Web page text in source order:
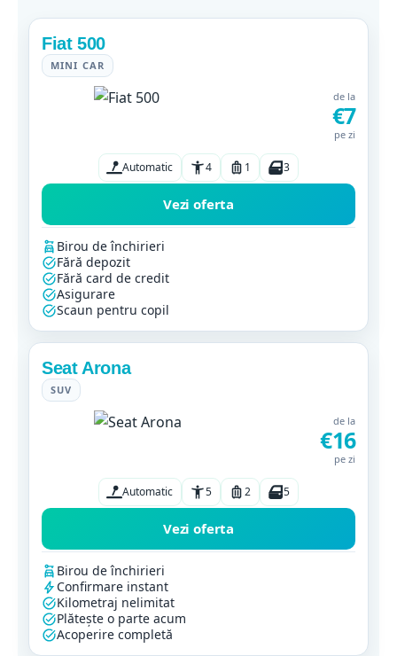
Fiat 500
MINI CAR
de la
€7
pe zi
Automatic 4 1 3
Vezi oferta
Birou de închirieri
Fără depozit
Fără card de credit
Asigurare
Scaun pentru copil
Seat Arona
SUV
de la
€16
pe zi
Automatic 5 2 5
Vezi oferta
Birou de închirieri
Confirmare instant
Kilometraj nelimitat
Plătește o parte acum
Acoperire completă